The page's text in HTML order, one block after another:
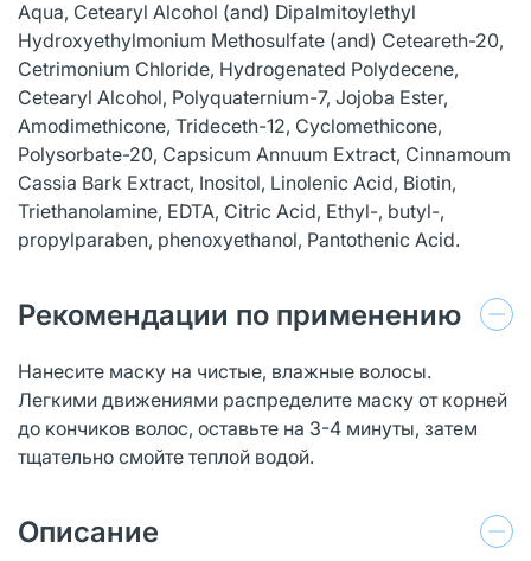
Aqua, Cetearyl Alcohol (and) Dipalmitoylethyl
Hydroxyethylmonium Methosulfate (and) Ceteareth-20,
Cetrimonium Chloride, Hydrogenated Polydecene,
Cetearyl Alcohol, Polyquaternium-7, Jojoba Ester,
Amodimethicone, Trideceth-12, Cyclomethicone,
Polysorbate-20, Capsicum Annuum Extract, Cinnamoum
Cassia Bark Extract, Inositol, Linolenic Acid, Biotin,
Triethanolamine, EDTA, Citric Acid, Ethyl-, butyl-,
propylparaben, phenoxyethanol, Pantothenic Acid.
Рекомендации по применению
Нанесите маску на чистые, влажные волосы.
Легкими движениями распределите маску от корней
до кончиков волос, оставьте на 3-4 минуты, затем
тщательно смойте теплой водой.
Описание